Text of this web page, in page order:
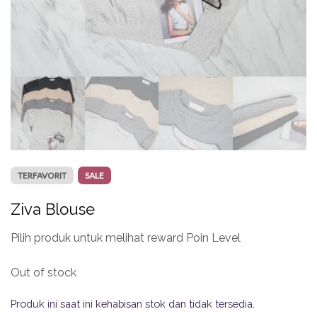
TERFAVORIT SALE
Ziva Blouse
Pilih produk untuk melihat reward Poin Level
Out of stock
Produk ini saat ini kehabisan stok dan tidak tersedia.